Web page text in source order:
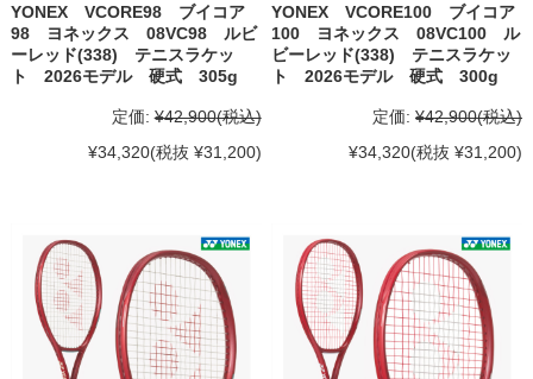
YONEX VCORE98 ブイコア
98 ヨネックス 08VC98 ルビ
ーレッド(338) テニスラケッ
ト 2026モデル 硬式 305g
定価: ¥42,900(税込)
¥34,320(税抜 ¥31,200)
YONEX VCORE100 ブイコア
100 ヨネックス 08VC100 ル
ビーレッド(338) テニスラケッ
ト 2026モデル 硬式 300g
定価: ¥42,900(税込)
¥34,320(税抜 ¥31,200)